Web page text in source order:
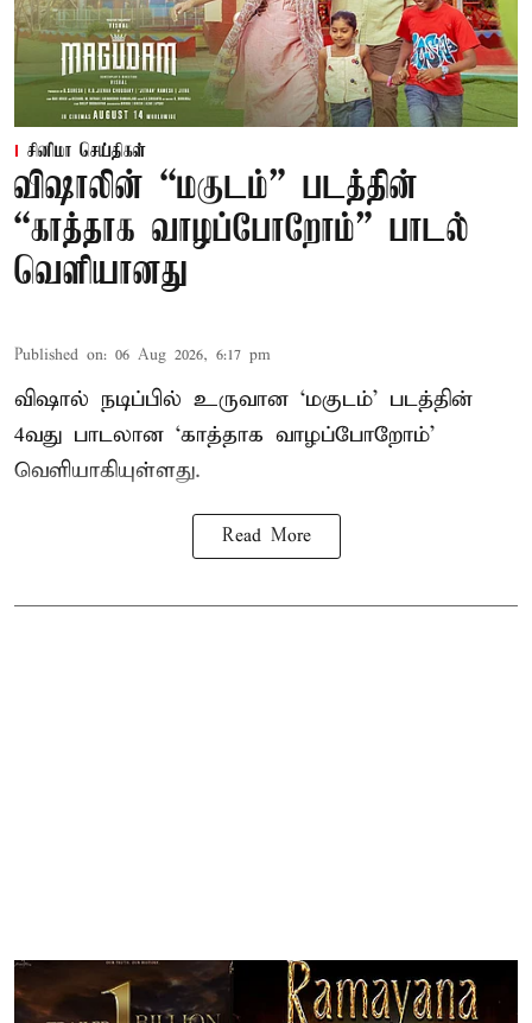
சினிமா செய்திகள்
விஷாலின் “மகுடம்” படத்தின்
“காத்தாக வாழப்போறோம்” பாடல்
வெளியானது
Published on: 06 Aug 2026, 6:17 pm
விஷால் நடிப்பில் உருவான ‘மகுடம்’ படத்தின்
4வது பாடலான ‘காத்தாக வாழப்போறோம்’
வெளியாகியுள்ளது.
Read More